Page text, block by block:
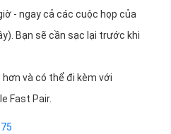
- ngay cả các cuộc họp của
Bạn sẽ cần sạc lại trước khi
và có thể đi kèm với
Fast Pair.